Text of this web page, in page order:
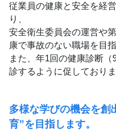
従業員の健康と安全を経
り、
安全衛生委員会の運営や
康で事故のない職場を目
また、年1回の健康診断
診するように促しておりま
多様な学びの機会を創
育”を目指します。